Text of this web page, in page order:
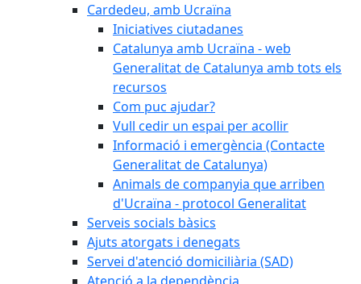
Cardedeu, amb Ucraïna
Iniciatives ciutadanes
Catalunya amb Ucraïna - web
Generalitat de Catalunya amb tots els
recursos
Com puc ajudar?
Vull cedir un espai per acollir
Informació i emergència (Contacte
Generalitat de Catalunya)
Animals de companyia que arriben
d'Ucraïna - protocol Generalitat
Serveis socials bàsics
Ajuts atorgats i denegats
Servei d'atenció domiciliària (SAD)